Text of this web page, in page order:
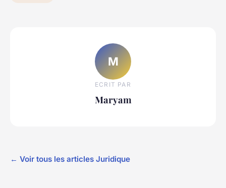
M
ECRIT PAR
Maryam
← Voir tous les articles Juridique